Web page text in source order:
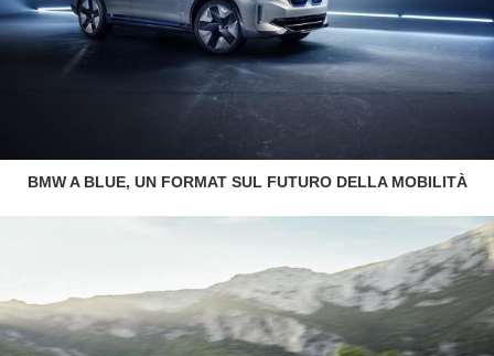
BMW A BLUE, UN FORMAT SUL FUTURO DELLA MOBILITÀ